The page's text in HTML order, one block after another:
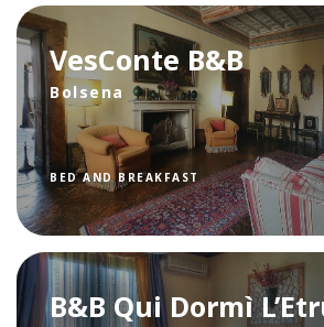
VesConte B&B
Bolsena
BED AND BREAKFAST
B&B Qui Dormì